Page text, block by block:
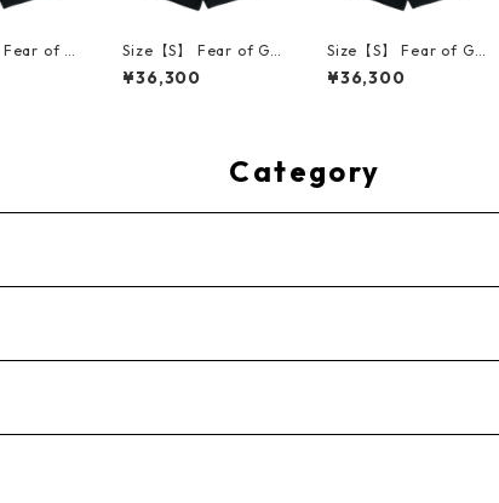
Fear of G
ブゴッ
SS26 Cl
Size【S】 Fear of Go
d フィアーオブゴッド
Essentials SS26 Clas
品・未使用品】 3001
¥36,300
Size【S】 Fear of Go
d フィアーオブゴッド
Essentials SS26 Clas
4527
¥36,300
Category